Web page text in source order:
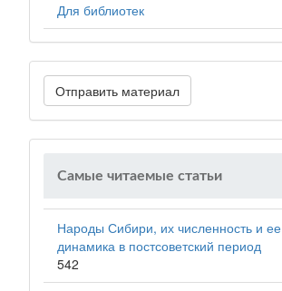
Для библиотек
Отправить материал
Самые читаемые статьи
Народы Сибири, их численность и ее
динамика в постсоветский период
542